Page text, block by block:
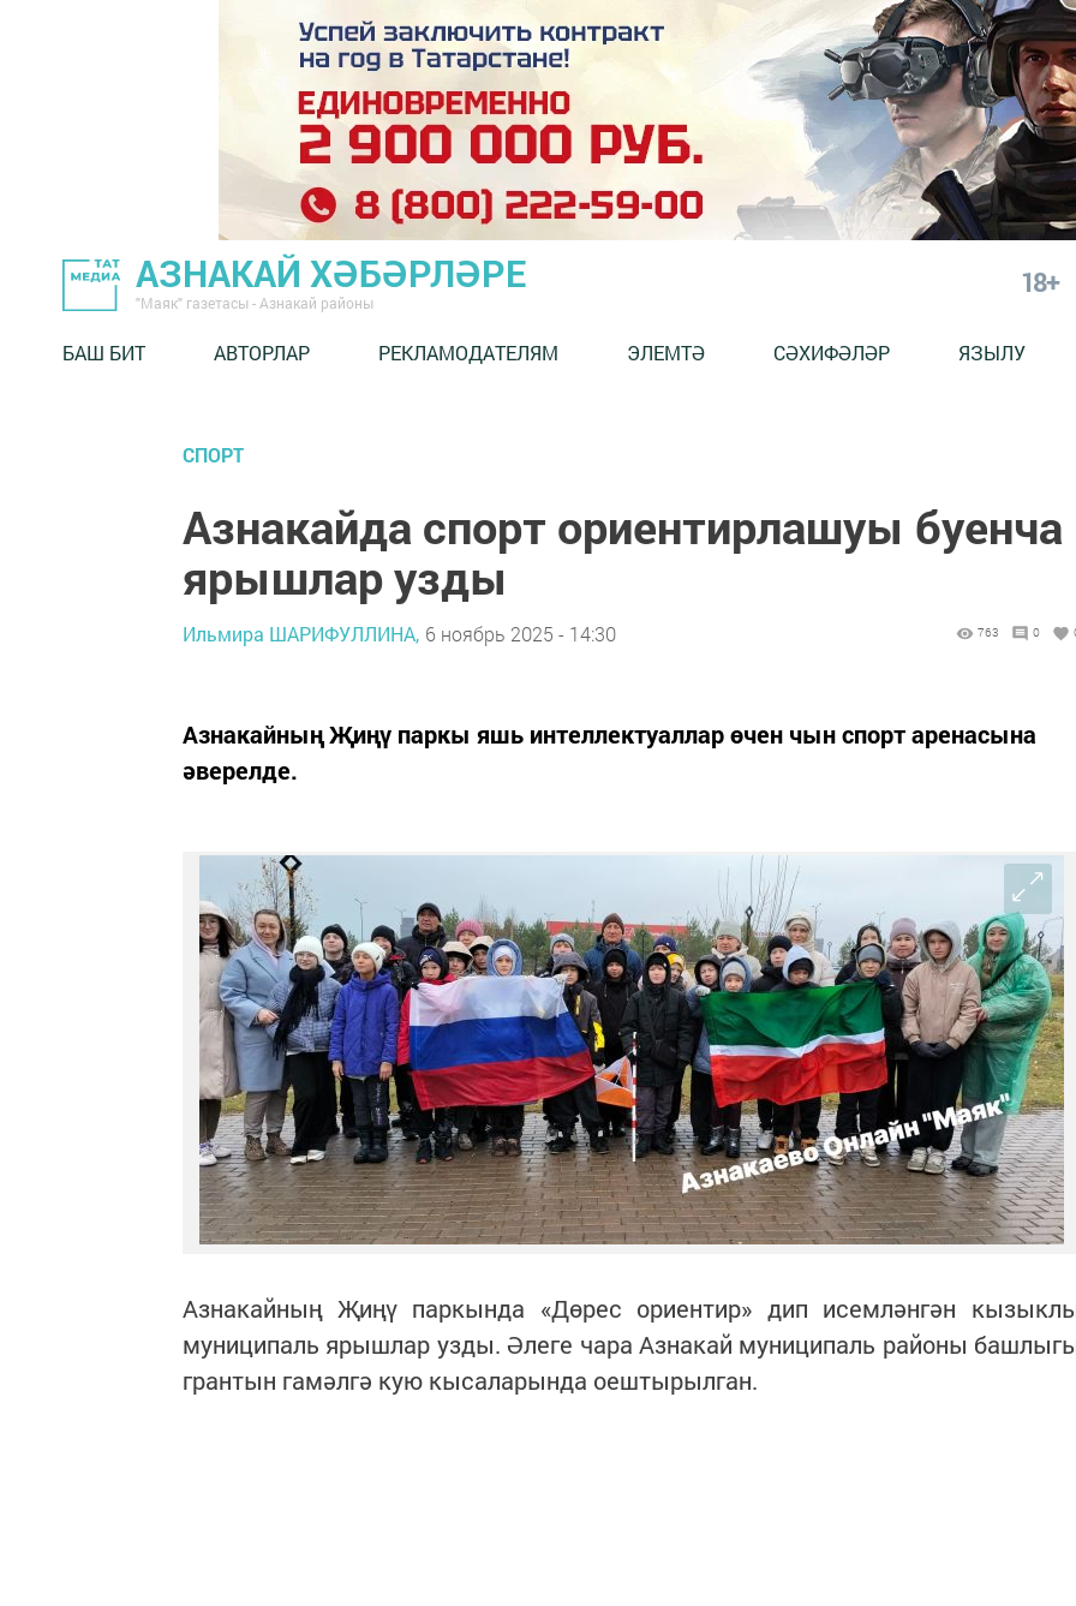
АЗНАКАЙ ХӘБӘРЛӘРЕ
"Маяк" газетасы - Азнакай районы
18+
БАШ БИТ АВТОРЛАР РЕКЛАМОДАТЕЛЯМ ЭЛЕМТӘ СӘХИФӘЛӘР ЯЗЫЛУ
СПОРТ
Азнакайда спорт ориентирлашуы буенча
ярышлар узды
Ильмира ШАРИФУЛЛИНА, 6 ноябрь 2025 - 14:30 763 0
Азнакайның Җиңү паркы яшь интеллектуаллар өчен чын спорт аренасына
әверелде.
Азнакайның Җиңү паркында «Дөрес ориентир» дип исемләнгән
муниципаль ярышлар узды. Әлеге чара Азнакай муниципаль районы
грантын гамәлгә кую кысаларында оештырылган.